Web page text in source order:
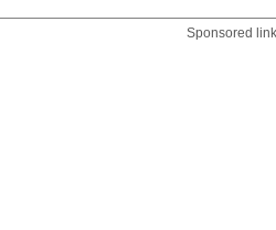
Sponsored